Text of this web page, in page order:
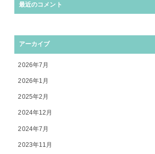
最近のコメント
アーカイブ
2026年7月
2026年1月
2025年2月
2024年12月
2024年7月
2023年11月